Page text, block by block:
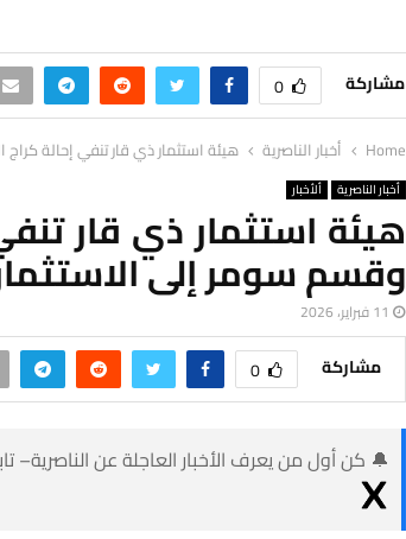
مشاركة 0
Home أخبار الناصرية هيئة استثمار ذي قار تنفي إحالة
أخبار الناصرية ألأخبار
هيئة استثمار ذي قار
وقسم سومر إلى
11 فبراير، 2026
مشاركة 0
🔔 كن أول من يعرف الأخبار العاجلة عن